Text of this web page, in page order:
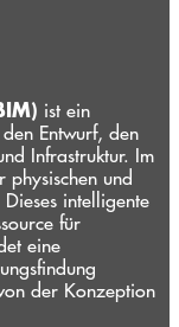
ist ein
Entwurf, den
Infrastruktur. Im
und
intelligente
für
eine
der Konzeption